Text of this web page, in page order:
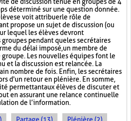
déterminé sur une question donnée.
se voit attribuer le rôle de
propose un sujet de discussion (ou
lequel les élèves devront
groupes pendant que les secrétaires
du délai imposé, un membre de
Les nouvelles équipes font le
et la discussion est relancée. La
nombre de fois. Enfin, les secrétaires
d'un retour en plénière. En somme,
permettant aux élèves de discuter et
en assurant une relance continuelle
de l’information.